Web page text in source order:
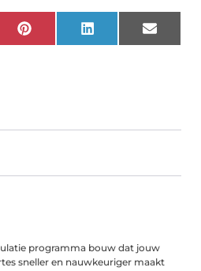
PinterestLinkedInEmail
programma bouw dat jouw
sneller en nauwkeuriger maakt